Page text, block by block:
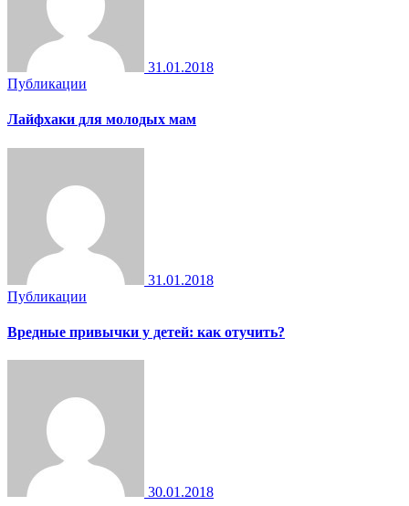
31.01.2018
Публикации
Лайфхаки для молодых мам
31.01.2018
Публикации
Вредные привычки у детей: как отучить?
30.01.2018